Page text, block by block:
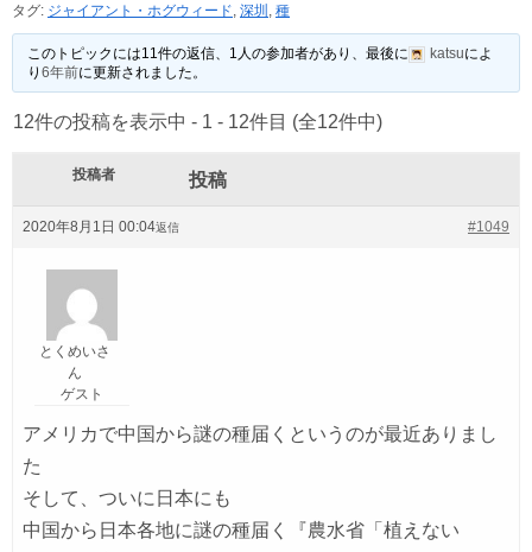
タグ: ジャイアント・ホグウィード, 深圳 , 種
このトピックには11件の返信、1人の参加者があり、最後に katsuによ
り 6年前に更新されました。
12件の投稿を表示中 - 1 - 12件目 (全12件中)
投稿者 投稿
2020年8月1日 00:04 #1049
返信
とくめいさ
ん
ゲスト
アメリカで中国から謎の種届くというのが最近ありまし
た
そして、ついに日本にも
中国から日本各地に謎の種届く『農水省「植えない